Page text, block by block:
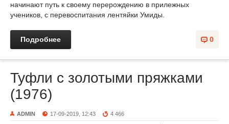
начинают путь к своему перерождению в прилежных
учеников, с перевоспитания лентяйки Умиды.
0
Подробнее
Туфли с золотыми пряжками
(1976)
ADMIN 17-09-2019, 12:43 4 466